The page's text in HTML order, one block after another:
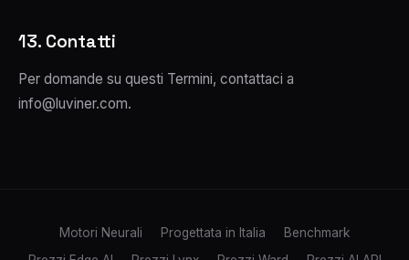
13. Contatti
Per domande su questi Termini, contattaci a
info@luviner.com.
Motori Neurali Progettata in Italia
Benchmark